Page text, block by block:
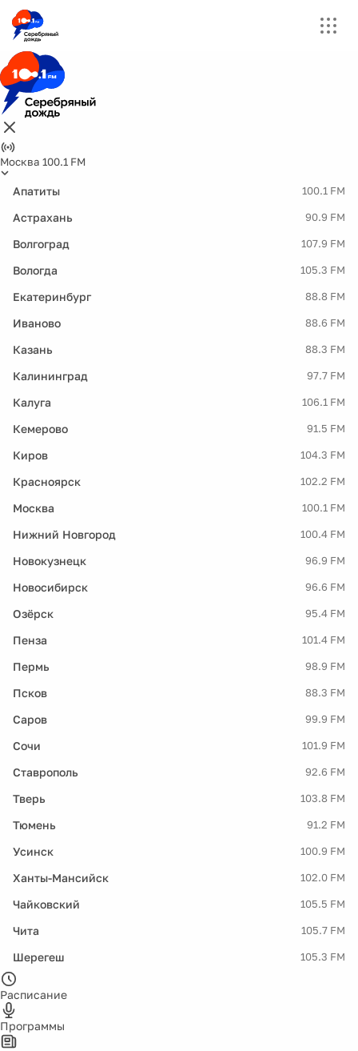
Москва 100.1 FM
Апатиты 100.1 FM
Астрахань 90.9 FM
Волгоград 107.9 FM
Вологда 105.3 FM
Екатеринбург 88.8 FM
Иваново 88.6 FM
Казань 88.3 FM
Калининград 97.7 FM
Калуга 106.1 FM
Кемерово 91.5 FM
Киров 104.3 FM
Красноярск 102.2 FM
Москва 100.1 FM
Нижний Новгород 100.4 FM
Новокузнецк 96.9 FM
Новосибирск 96.6 FM
Озёрск 95.4 FM
Пенза 101.4 FM
Пермь 98.9 FM
Псков 88.3 FM
Саров 99.9 FM
Сочи 101.9 FM
Ставрополь 92.6 FM
Тверь 103.8 FM
Тюмень 91.2 FM
Усинск 100.9 FM
Ханты-Мансийск 102.0 FM
Чайковский 105.5 FM
Чита 105.7 FM
Шерегеш 105.3 FM
Расписание
Программы